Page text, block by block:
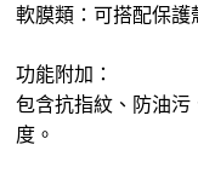
軟膜類：可搭配保護
功能附加：
包含抗指紋、防油
度。